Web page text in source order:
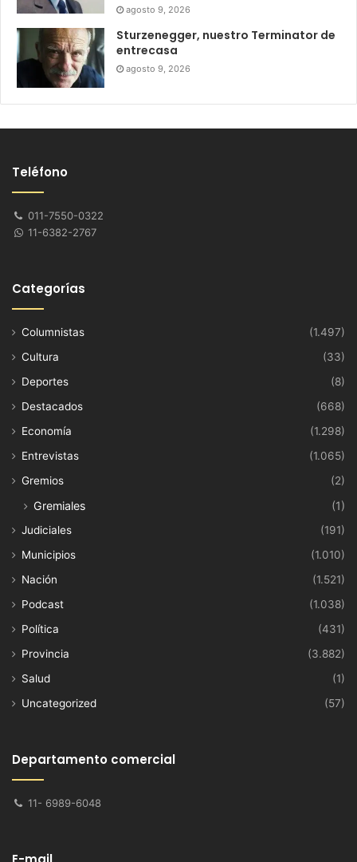
agosto 9, 2026
Sturzenegger, nuestro Terminator de
entrecasa
agosto 9, 2026
Teléfono
011-7550-0322
11-6382-2767
Categorías
Columnistas
(1.497)
Cultura
(33)
Deportes
(8)
Destacados
(668)
Economía
(1.298)
Entrevistas
(1.065)
Gremios
(2)
Gremiales (1)
Judiciales
(191)
Municipios
(1.010)
Nación
(1.521)
Podcast
(1.038)
Política
(431)
Provincia
(3.882)
Salud
(1)
Uncategorized
(57)
Departamento comercial
11- 6989-6048